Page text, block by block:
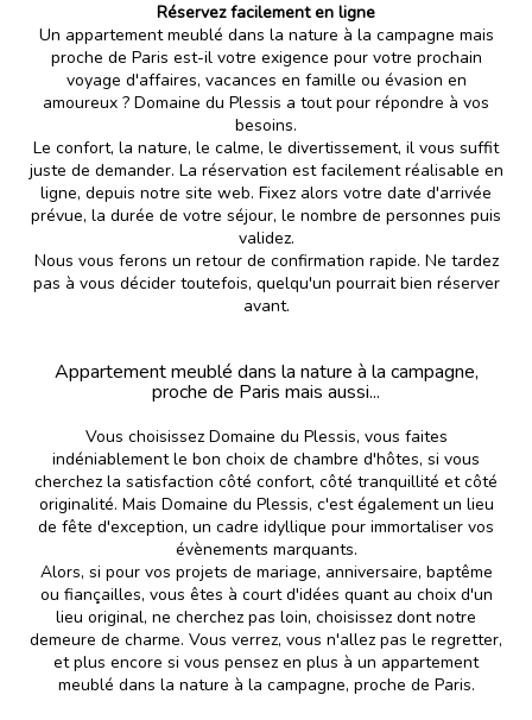
Réservez facilement en ligne
Un appartement meublé dans la nature à la campagne mais
proche de Paris est-il votre exigence pour votre prochain
voyage d'affaires, vacances en famille ou évasion en
amoureux ? Domaine du Plessis a tout pour répondre à vos
besoins.
Le confort, la nature, le calme, le divertissement, il vous suffit
juste de demander. La réservation est facilement réalisable en
ligne, depuis notre site web. Fixez alors votre date d'arrivée
prévue, la durée de votre séjour, le nombre de personnes puis
validez.
Nous vous ferons un retour de confirmation rapide. Ne tardez
pas à vous décider toutefois, quelqu'un pourrait bien réserver
avant.
Appartement meublé dans la nature à la campagne,
proche de Paris mais aussi...
Vous choisissez Domaine du Plessis, vous faites
indéniablement le bon choix de chambre d'hôtes, si vous
cherchez la satisfaction côté confort, côté tranquillité et côté
originalité. Mais Domaine du Plessis, c'est également un lieu
de fête d'exception, un cadre idyllique pour immortaliser vos
évènements marquants.
Alors, si pour vos projets de mariage, anniversaire, baptême
ou fiançailles, vous êtes à court d'idées quant au choix d'un
lieu original, ne cherchez pas loin, choisissez dont notre
demeure de charme. Vous verrez, vous n'allez pas le regretter,
et plus encore si vous pensez en plus à un appartement
meublé dans la nature à la campagne, proche de Paris.